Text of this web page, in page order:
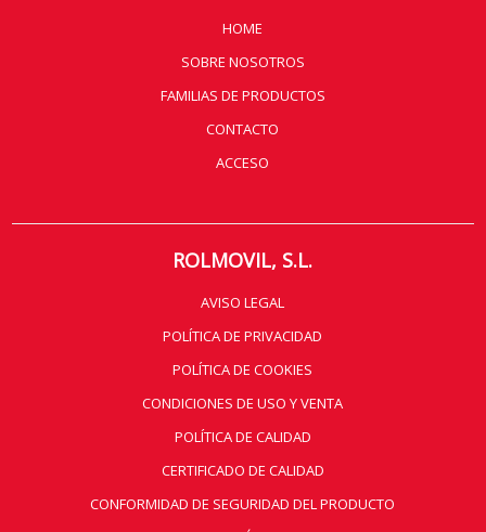
HOME
SOBRE NOSOTROS
FAMILIAS DE PRODUCTOS
CONTACTO
ACCESO
ROLMOVIL, S.L.
AVISO LEGAL
POLÍTICA DE PRIVACIDAD
POLÍTICA DE COOKIES
CONDICIONES DE USO Y VENTA
POLÍTICA DE CALIDAD
CERTIFICADO DE CALIDAD
CONFORMIDAD DE SEGURIDAD DEL PRODUCTO